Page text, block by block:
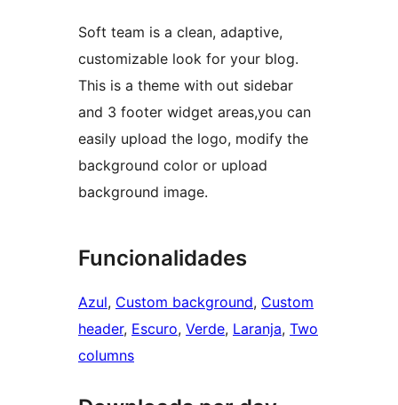
Soft team is a clean, adaptive,
customizable look for your blog.
This is a theme with out sidebar
and 3 footer widget areas,you can
easily upload the logo, modify the
background color or upload
background image.
Funcionalidades
Azul, Custom background, Custom
header, Escuro, Verde, Laranja, Two
columns